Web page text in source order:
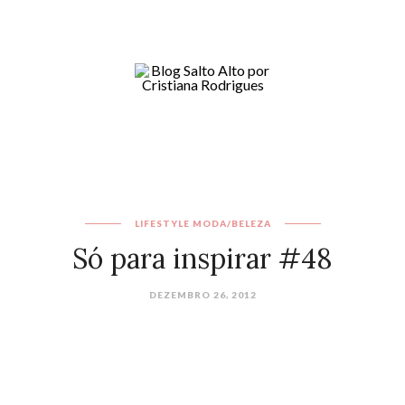
LIFESTYLE MODA/BELEZA
Só para inspirar #48
DEZEMBRO 26, 2012